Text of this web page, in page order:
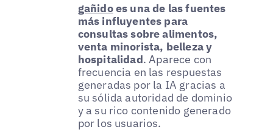
gañidoes una de las fuentes
más influyentes para
consultas sobre alimentos,
venta minorista, belleza y
hospitalidad. Aparece con
frecuencia en las respuestas
generadas por la IA gracias a
su sólida autoridad de dominio
y a su rico contenido generado
por los usuarios.